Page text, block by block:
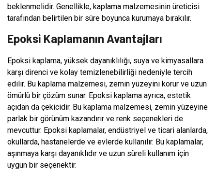
beklenmelidir. Genellikle, kaplama malzemesinin üreticisi
tarafından belirtilen bir süre boyunca kurumaya bırakılır.
Epoksi Kaplamanın Avantajları
Epoksi kaplama, yüksek dayanıklılığı, suya ve kimyasallara
karşı direnci ve kolay temizlenebilirliği nedeniyle tercih
edilir. Bu kaplama malzemesi, zemin yüzeyini korur ve uzun
ömürlü bir çözüm sunar. Epoksi kaplama ayrıca, estetik
açıdan da çekicidir. Bu kaplama malzemesi, zemin yüzeyine
parlak bir görünüm kazandırır ve renk seçenekleri de
mevcuttur. Epoksi kaplamalar, endüstriyel ve ticari alanlarda,
okullarda, hastanelerde ve evlerde kullanılır. Bu kaplamalar,
aşınmaya karşı dayanıklıdır ve uzun süreli kullanım için
uygun bir seçenektir.